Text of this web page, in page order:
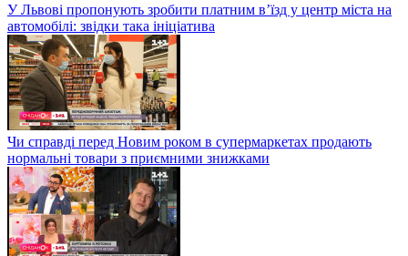
У Львові пропонують зробити платним в’їзд у центр міста на
автомобілі: звідки така ініціатива
Чи справді перед Новим роком в супермаркетах продають
нормальні товари з приємними знижками